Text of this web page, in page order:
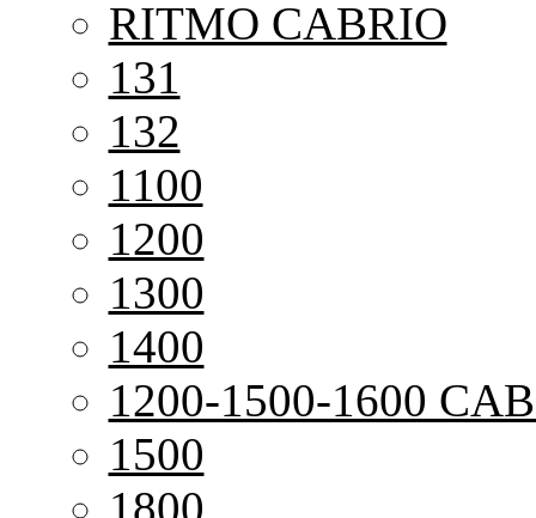
RITMO CABRIO
131
132
1100
1200
1300
1400
1200-1500-1600
1500
1800